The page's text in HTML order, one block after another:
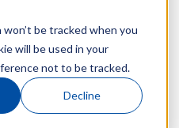
be tracked when you
will be used in your
not to be tracked.
Decline